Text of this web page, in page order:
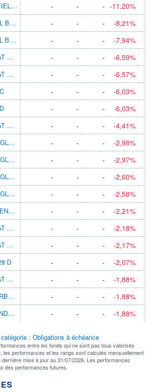
LO FUNDS - HIGH YIELD 2023 MA GBP
- - - -11,20%
BNP PARIBAS GLBL BD PORT 2025 CL USD ACC
- - -
-8,21%
BNP PARIBAS GLBL BD PORT 2025 I USD ACC
- - -
-7,94%
CS (LUX) FIXED MAT BD 2022 S-III BH AUD
- - -
-6,59%
CS (LUX) FIXED MAT BD 2022 S-III AH AUD
- - - -6,57%
- - - -6,03%
- - -
-6,03%
CS (LUX) FIXED MAT BD 2024 S-V A HKD
- - -
-4,41%
INDOSUEZ FUNDS GLOBAL BONDS USD 2023 P
- - -
-2,98%
INDOSUEZ FUNDS GLOBAL BONDS USD 2023 PX
- - -
-2,97%
INDOSUEZ FUNDS GLOBAL BONDS USD 2023 M
- - -
-2,60%
INDOSUEZ FUNDS GLOBAL BONDS USD 2023 MX
- - -
-2,58%
CONSERVATEUR RENDEMENT 2022
- - -
-2,21%
CS (LUX) FIXED MAT BD 2022 S-III BH SGD
- - -
-2,18%
CS (LUX) FIXED MAT BD 2022 S-III AH SGD
- - - -2,17%
D - - -
-2,07%
CS (LUX) FIXED MAT BD 2022 S-III IAH SGD
- - -
-1,88%
LA FRANÇAISE CARBON IMPACT 2026 TD
- - -
-1,88%
LA FRANÇAISE RENDEMENT GLB 2028 B
- - - -1,88%
: Obligations à échéance
entre les fonds qui ne sont pas tous valorisés
les performances et les rangs sont calculés mensuellement
mise à jour au 31/07/2026. Les performances
des performances futures.